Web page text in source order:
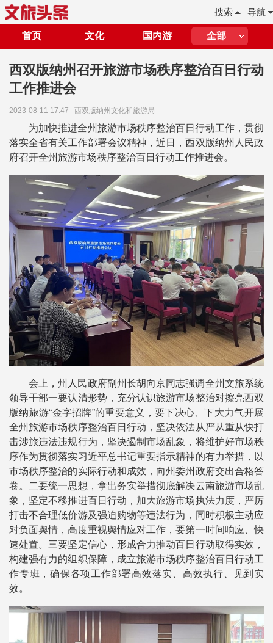
导航
搜索
首页 文化 国内游 全部
西双版纳州召开旅游市场秩序整治百日行动
工作推进会
2023-08-11 17:47 西双版纳州文化和旅游局
为加快推进全州旅游市场秩序整治百日行动工作，贯彻
落实全省有关工作部署会议精神，近日，西双版纳州人民政
府召开全州旅游市场秩序整治百日行动工作推进会。
会上，州人民政府副州长胡向京同志强调全州文旅系统
领导干部一要认清形势，充分认识旅游市场整治对擦亮西双
版纳旅游“金字招牌”的重要意义，要下决心、下大力气开展
全州旅游市场秩序整治百日行动，坚决依法从严从重从快打
击涉旅违法违规行为，坚决遏制市场乱象，将维护好市场秩
序作为贯彻落实习近平总书记重要指示精神的有力举措，以
市场秩序整治的实际行动和成效，向州委州政府交出合格答
卷。二要统一思想，拿出务实举措彻底解决云南旅游市场乱
象，坚定不移推进百日行动，加大旅游市场执法力度，严厉
打击不合理低价游及强迫购物等违法行为，同时积极主动应
对负面舆情，高度重视舆情应对工作，要第一时间响应、快
速处置。三要坚定信心，形成合力推动百日行动取得实效，
构建强有力的组织保障，成立旅游市场秩序整治百日行动工
作专班，确保各项工作部署高效落实、高效执行、见到实
效。